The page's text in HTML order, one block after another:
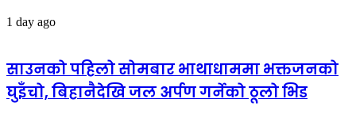
1 day ago
साउनको पहिलो सोमबार भाथाधाममा भक्तजनको
घुइँचो, बिहानैदेखि जल अर्पण गर्नेको ठूलो भिड